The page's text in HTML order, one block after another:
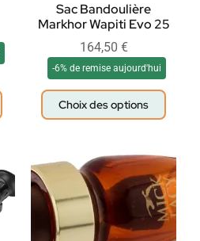
Sac Bandoulière
Markhor Wapiti Evo 25
164,50 €
-6% de remise aujourd'hui
Choix des options